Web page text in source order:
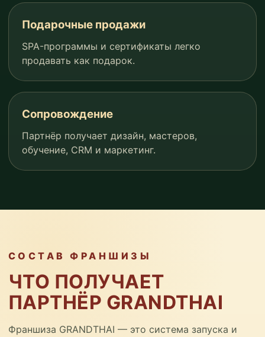
Подарочные продажи
SPA-программы и сертификаты легко
продавать как подарок.
Сопровождение
Партнёр получает дизайн, мастеров,
обучение, CRM и маркетинг.
СОСТАВ ФРАНШИЗЫ
ЧТО ПОЛУЧАЕТ
ПАРТНЁР GRANDTHAI
Франшиза GRANDTHAI — это система запуска и